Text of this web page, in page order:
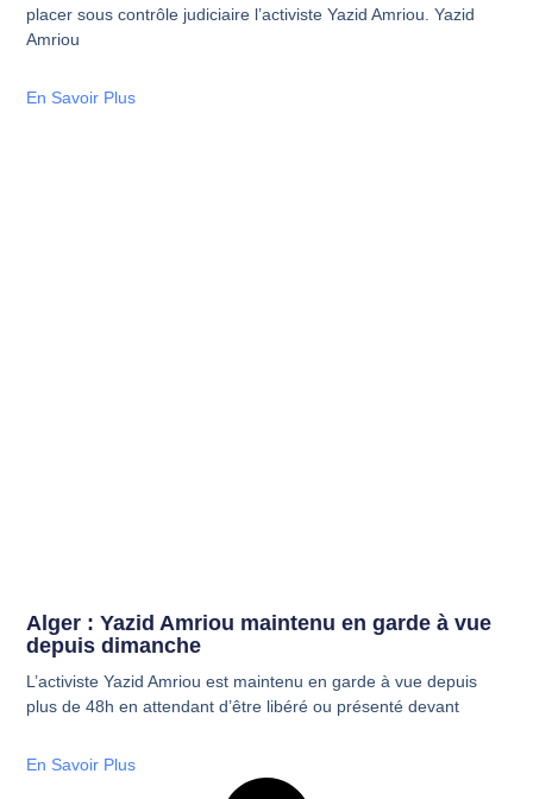
placer sous contrôle judiciaire l’activiste Yazid Amriou. Yazid
Amriou
En Savoir Plus
Alger : Yazid Amriou maintenu en garde à vue
depuis dimanche
L’activiste Yazid Amriou est maintenu en garde à vue depuis
plus de 48h en attendant d’être libéré ou présenté devant
En Savoir Plus